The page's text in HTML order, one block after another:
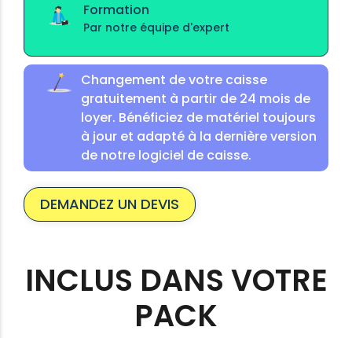
Formation
Par notre équipe d'expert
Changement de votre caisse
gratuitement à partir de 24 mois de
loyer. Bénéficiez de matériel toujours
à jour et adapté à la dernière version
de notre logiciel de caisse.
DEMANDEZ UN DEVIS
INCLUS DANS VOTRE
PACK